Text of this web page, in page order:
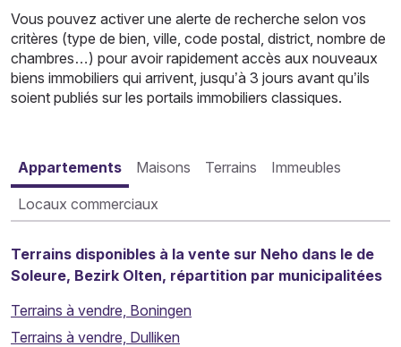
Vous pouvez activer une alerte de recherche selon vos
critères (type de bien, ville, code postal, district, nombre de
chambres…) pour avoir rapidement accès aux nouveaux
biens immobiliers qui arrivent, jusqu’à 3 jours avant qu’ils
soient publiés sur les portails immobiliers classiques.
Appartements Maisons Terrains Immeubles
Locaux commerciaux
Terrains disponibles à la vente sur Neho dans le de
Soleure, Bezirk Olten, répartition par municipalitées
Terrains à vendre, Boningen
Terrains à vendre, Dulliken